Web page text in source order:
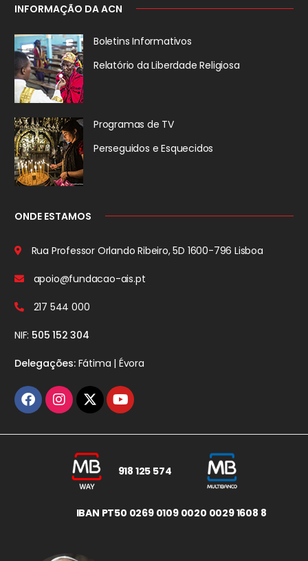
INFORMAÇÃO DA ACN
Boletins Informativos
Relatório da Liberdade Religiosa
Programas de TV
Perseguidos e Esquecidos
ONDE ESTAMOS
Rua Professor Orlando Ribeiro, 5D 1600-796 Lisboa
apoio@fundacao-ais.pt
217 544 000
NIF: 505 152 304
Delegações:Fátima | Évora
918 125 574
IBAN PT50 0269 0109 0020 0029 1608 8